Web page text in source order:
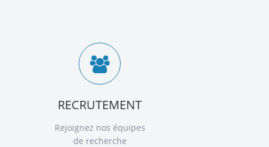
RECRUTEMENT
Rejoignez nos équipes
de recherche